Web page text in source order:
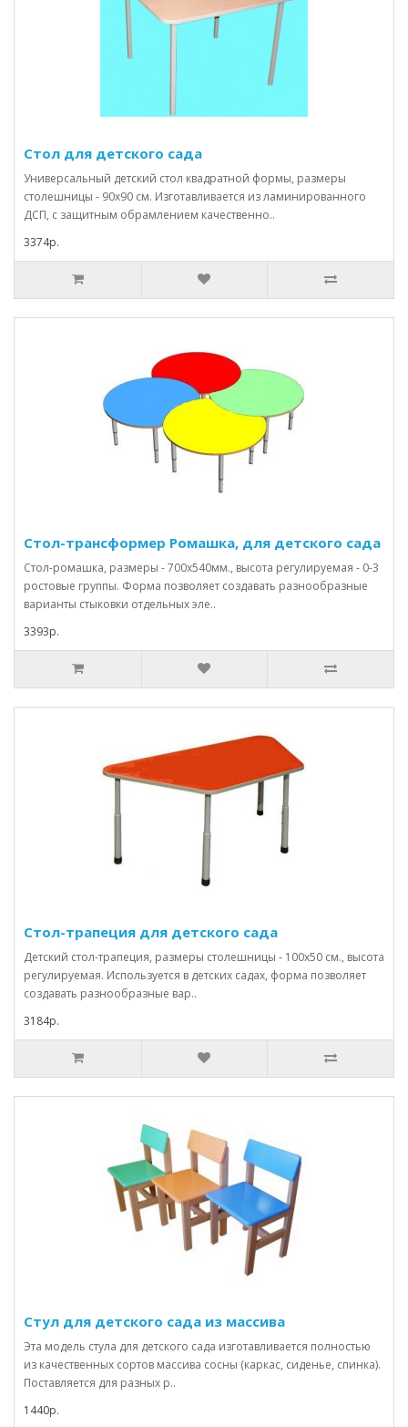
Стол для детского сада
Универсальный детский стол квадратной формы, размеры
столешницы - 90х90 см. Изготавливается из ламинированного
ДСП, с защитным обрамлением качественно..
3374р.
Стол-трансформер Ромашка, для детского сада
Стол-ромашка, размеры - 700х540мм., высота регулируемая - 0-3
ростовые группы. Форма позволяет создавать разнообразные
варианты стыковки отдельных эле..
3393р.
Стол-трапеция для детского сада
Детский стол-трапеция, размеры столешницы - 100х50 см., высота
регулируемая. Используется в детских садах, форма позволяет
создавать разнообразные вар..
3184р.
Стул для детского сада из массива
Эта модель стула для детского сада изготавливается полностью
из качественных сортов массива сосны (каркас, сиденье, спинка).
Поставляется для разных р..
1440р.